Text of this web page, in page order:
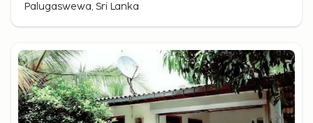
Palugaswewa, Sri Lanka